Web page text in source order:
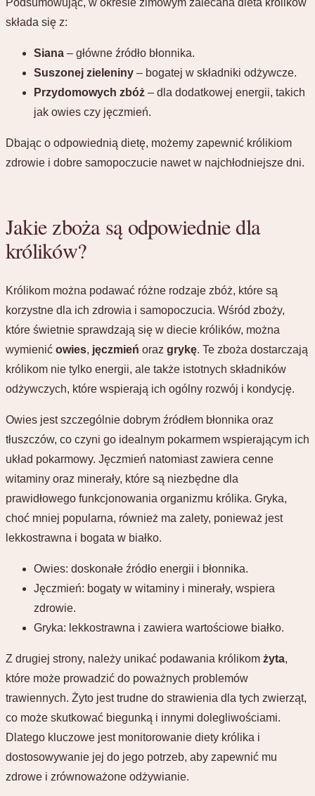
składa się z:
Siana – główne źródło błonnika.
Suszonej zieleniny – bogatej w składniki odżywcze.
Przydomowych zbóż – dla dodatkowej energii, takich
jak owies czy jęczmień.
Dbając o odpowiednią dietę, możemy zapewnić królikiom
zdrowie i dobre samopoczucie nawet w najchłodniejsze dni.
Jakie zboża są odpowiednie dla
królików?
Królikom można podawać różne rodzaje zbóż, które są
korzystne dla ich zdrowia i samopoczucia. Wśród zboży,
które świetnie sprawdzają się w diecie królików, można
wymienić owies, jęczmień oraz grykę. Te zboża dostarczają
królikom nie tylko energii, ale także istotnych składników
odżywczych, które wspierają ich ogólny rozwój i kondycję.
Owies jest szczególnie dobrym źródłem błonnika oraz
tłuszczów, co czyni go idealnym pokarmem wspierającym ich
układ pokarmowy. Jęczmień natomiast zawiera cenne
witaminy oraz minerały, które są niezbędne dla
prawidłowego funkcjonowania organizmu królika. Gryka,
choć mniej popularna, również ma zalety, ponieważ jest
lekkostrawna i bogata w białko.
Owies: doskonałe źródło energii i błonnika.
Jęczmień: bogaty w witaminy i minerały, wspiera
zdrowie.
Gryka: lekkostrawna i zawiera wartościowe białko.
Z drugiej strony, należy unikać podawania królikom żyta,
które może prowadzić do poważnych problemów
trawiennych. Żyto jest trudne do strawienia dla tych zwierząt,
co może skutkować biegunką i innymi dolegliwościami.
Dlatego kluczowe jest monitorowanie diety królika i
dostosowywanie jej do jego potrzeb, aby zapewnić mu
zdrowe i zrównoważone odżywianie.